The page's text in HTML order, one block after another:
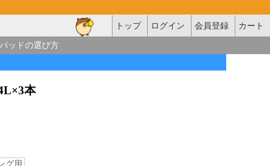
トップ ログイン 会員登録
カート
ッドの選び方
4L×3本
グ用